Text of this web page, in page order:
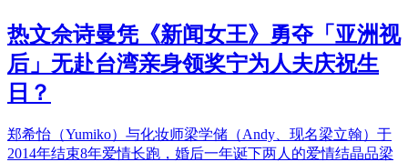
热文佘诗曼凭《新闻女王》勇夺「亚洲视
后」无赴台湾亲身领奖宁为人夫庆祝生
日？
郑希怡（Yumiko）与化妆师梁学储（Andy、现名梁立翰）于
2014年结束8年爱情长跑，婚后一年诞下两人的爱情结晶品梁